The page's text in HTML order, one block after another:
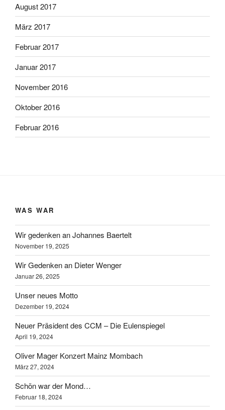
August 2017
März 2017
Februar 2017
Januar 2017
November 2016
Oktober 2016
Februar 2016
WAS WAR
Wir gedenken an Johannes Baertelt
November 19, 2025
Wir Gedenken an Dieter Wenger
Januar 26, 2025
Unser neues Motto
Dezember 19, 2024
Neuer Präsident des CCM – Die Eulenspiegel
April 19, 2024
Oliver Mager Konzert Mainz Mombach
März 27, 2024
Schön war der Mond…
Februar 18, 2024